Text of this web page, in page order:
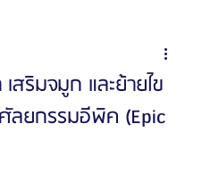
สริมจมูก และย้ายไข
ลยกรรมอีพิค (Epic